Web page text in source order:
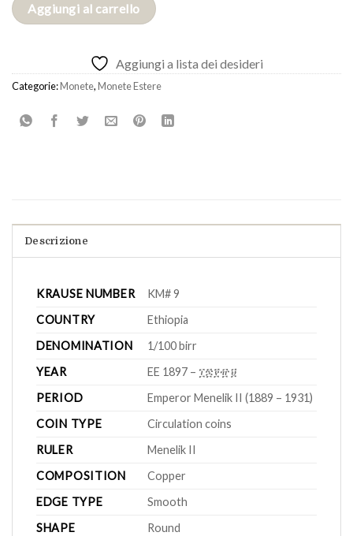
Aggiungi al carrello
Aggiungi a lista dei desideri
Categorie:Monete,Monete Estere
Descrizione
KRAUSE NUMBER
KM# 9
COUNTRY
Ethiopia
DENOMINATION
1/100 birr
YEAR
EE 1897 – ፲፷፻፹፱
PERIOD
Emperor Menelik II (1889 – 1931)
COIN TYPE
Circulation coins
RULER
Menelik II
COMPOSITION
Copper
EDGE TYPE
Smooth
SHAPE
Round